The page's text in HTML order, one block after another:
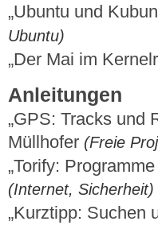
„Ubuntu und
Ubuntu)
„Der Mai im
Anleitungen
„GPS: Tracks und
Müllhofer (Freie
„Torify:
(Internet, Sicherheit)
„Kurztipp: Suchen